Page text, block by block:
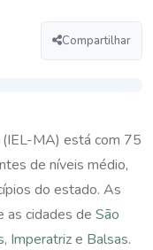
Compartilhar
MA) está com 75
de níveis médio,
do estado. As
as cidades de São
, Imperatrize Balsas.